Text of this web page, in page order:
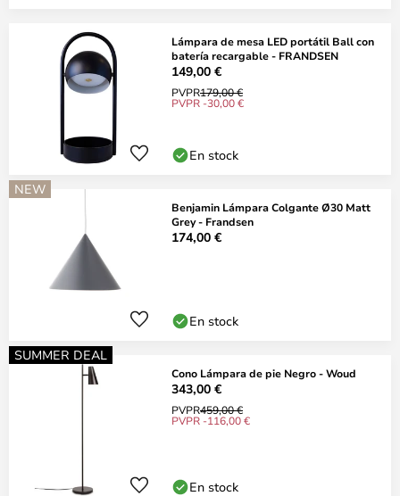
Lámpara de mesa LED portátil Ball con
batería recargable - FRANDSEN
149,00 €
PVPR179,00 €
PVPR -30,00 €
En stock
NEW
Benjamin Lámpara Colgante Ø30 Matt
Grey - Frandsen
174,00 €
En stock
SUMMER DEAL
Cono Lámpara de pie Negro - Woud
343,00 €
PVPR459,00 €
PVPR -116,00 €
En stock